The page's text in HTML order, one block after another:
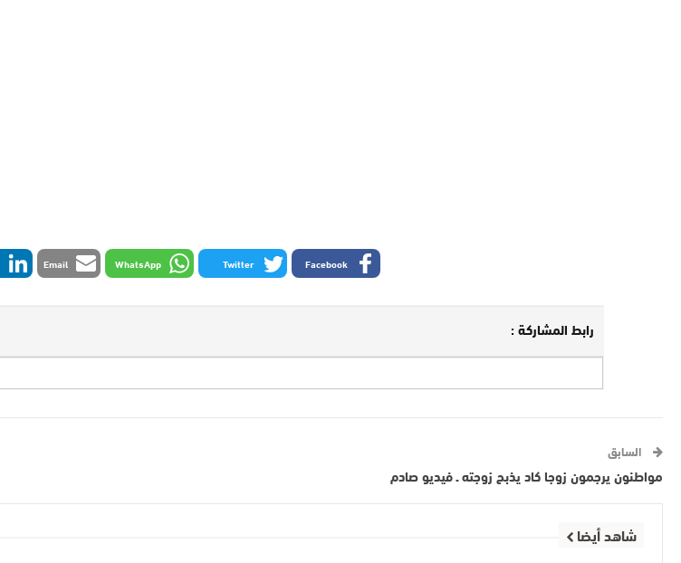
Facebook
Twitter
WhatsApp
Email
رابط المشاركة :
السابق
مواطنون يرجمون زوجا كاد يذبح زوجته ـ فيديو صادم
شاهد أيضا